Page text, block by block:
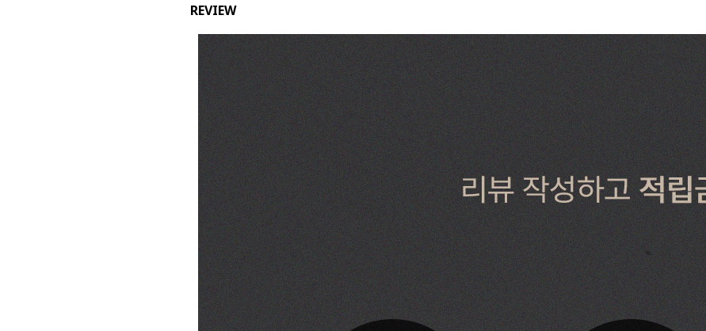
REVIEW